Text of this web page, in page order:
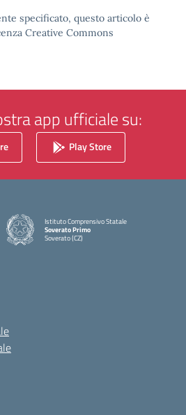
specificato, questo articolo è
Creative Commons
app ufficiale su:
Play Store
Istituto Comprensivo Statale
Soverato Primo
Soverato (CZ)